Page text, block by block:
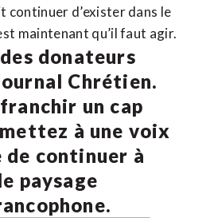
continuer d’exister dans le
maintenant qu’il faut agir.
donateurs
Chrétien.
un cap
à une voix
de continuer à
paysage